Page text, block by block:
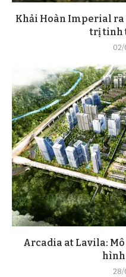
Khải Hoàn Imperial
trị tinh
02/
Arcadia at Lavila:
hình
28/